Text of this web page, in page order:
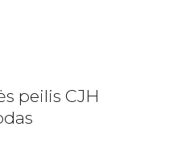
peilis CJH